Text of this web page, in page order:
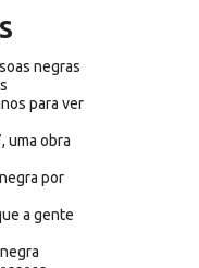
negras
para ver
uma obra
por
a gente